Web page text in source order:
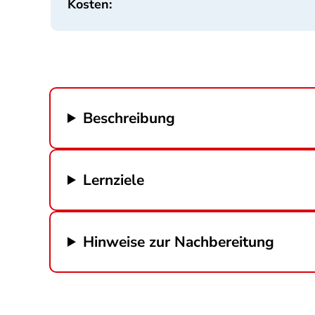
Kosten:
Beschreibung
Lernziele
Hinweise zur Nachbereitung